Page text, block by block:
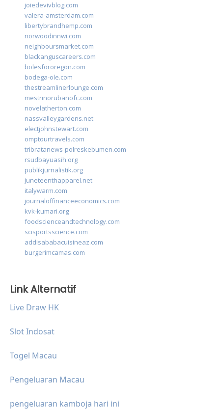
joiedevivblog.com
valera-amsterdam.com
libertybrandhemp.com
norwoodinnwi.com
neighboursmarket.com
blackanguscareers.com
bolesfororegon.com
bodega-ole.com
thestreamlinerlounge.com
mestrinorubanofc.com
novelatherton.com
nassvalleygardens.net
electjohnstewart.com
omptourtravels.com
tribratanews-polreskebumen.com
rsudbayuasih.org
publikjurnalistik.org
juneteenthapparel.net
italywarm.com
journaloffinanceeconomics.com
kvk-kumari.org
foodscienceandtechnology.com
scisportsscience.com
addisababacuisineaz.com
burgerimcamas.com
Link Alternatif
Live Draw HK
Slot Indosat
Togel Macau
Pengeluaran Macau
pengeluaran kamboja hari ini